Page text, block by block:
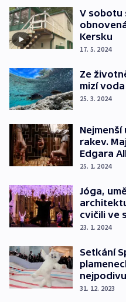
V sobotu
Kersku
17. 5. 2024
Ze
mizí voda
25. 3. 2024
rakev.
Edgara
25. 1. 2024
Jóga,
cvičili ve
23. 1. 2024
Setkání
31. 12. 2023